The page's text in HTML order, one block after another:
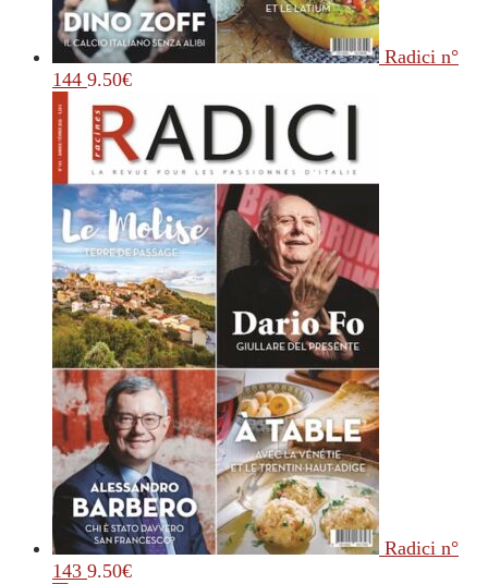
Radici n°
144 9.50€
Radici n°
143 9.50€